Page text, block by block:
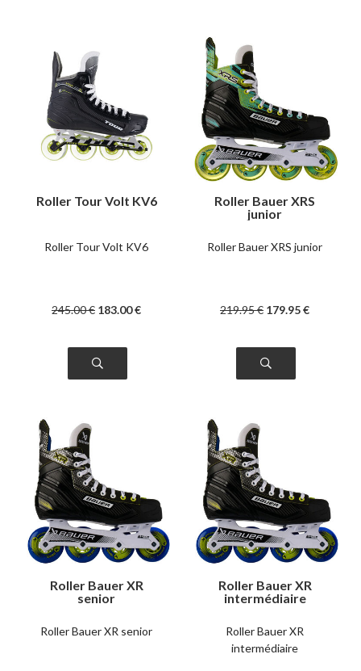
Roller Tour Volt KV6
Roller Tour Volt KV6
245.00€ 183.00€
Roller Bauer XRS
junior
Roller Bauer XRS junior
219.95€ 179.95€
Roller Bauer XR
senior
Roller Bauer XR senior
Roller Bauer XR
intermédiaire
Roller Bauer XR
intermédiaire